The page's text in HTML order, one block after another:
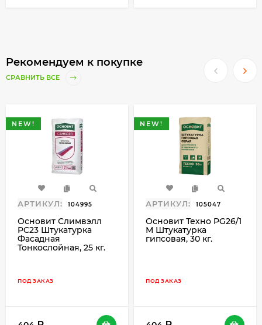
Рекомендуем к покупке
СРАВНИТЬ ВСЕ
NEW!
АРТИКУЛ: 104995
Основит Слимвэлл
PC23 Штукатурка
Фасадная
Тонкослойная, 25 кг.
ПОД ЗАКАЗ
NEW!
АРТИКУЛ: 105047
Основит Техно PG26/1
М Штукатурка
гипсовая, 30 кг.
ПОД ЗАКАЗ